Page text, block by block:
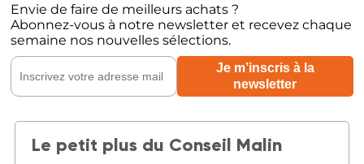
Envie de faire de meilleurs achats ?
Abonnez-vous à notre newsletter et recevez chaque
semaine nos nouvelles sélections.
Le petit plus du Conseil Malin